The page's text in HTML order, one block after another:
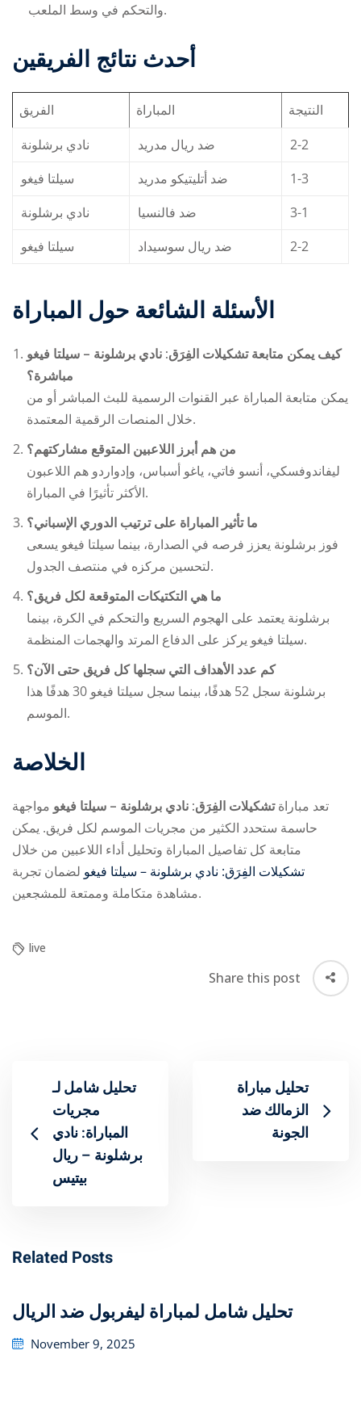
والتحكم في وسط الملعب.
أحدث نتائج الفريقين
الفريق المباراة
النتيجة
نادي برشلونة
ضد ريال مدريد
2-2
سيلتا فيغو
ضد أتليتيكو مدريد
1-3
نادي برشلونة
ضد فالنسيا
3-1
سيلتا فيغو
ضد ريال سوسيداد 2-2
الأسئلة الشائعة حول المباراة
كيف يمكن متابعةتشكيلات الفِرَق: نادي برشلونة – سيلتا فيغو
مباشرة؟
يمكن متابعة المباراة عبر القنوات الرسمية للبث المباشر أو من
خلال المنصات الرقمية المعتمدة.
من هم أبرز اللاعبين المتوقع مشاركتهم؟
ليفاندوفسكي، أنسو فاتي، ياغو أسباس، وإدواردو هم اللاعبون
الأكثر تأثيرًا في المباراة.
ما تأثير المباراة على ترتيب الدوري الإسباني؟
فوز برشلونة يعزز فرصه في الصدارة، بينما سيلتا فيغو يسعى
لتحسين مركزه في منتصف الجدول.
ما هي التكتيكات المتوقعة لكل فريق؟
برشلونة يعتمد على الهجوم السريع والتحكم في الكرة، بينما
سيلتا فيغو يركز على الدفاع المرتد والهجمات المنظمة.
كم عدد الأهداف التي سجلها كل فريق حتى الآن؟
برشلونة سجل 52 هدفًا، بينما سجل سيلتا فيغو 30 هدفًا هذا
الموسم.
الخلاصة
تعد مباراةتشكيلات الفِرَق: نادي برشلونة – سيلتا فيغو مواجهة
حاسمة ستحدد الكثير من مجريات الموسم لكل فريق. يمكن
متابعة كل تفاصيل المباراة وتحليل أداء اللاعبين من خلال
تشكيلات الفِرَق: نادي برشلونة – سيلتا فيغو لضمان تجربة
مشاهدة متكاملة وممتعة للمشجعين.
live
Share this post
تحليل شامل لـ
مجريات
المباراة: نادي
برشلونة – ريال
بيتيس
تحليل مباراة
الزمالك ضد
الجونة
Related Posts
تحليل شامل لمباراة ليفربول ضد الريال
Posted
November 9, 2025